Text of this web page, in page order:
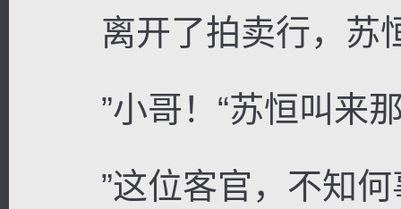
离开了拍卖行，苏
”小哥！“苏恒叫来
”这位客官，不知何